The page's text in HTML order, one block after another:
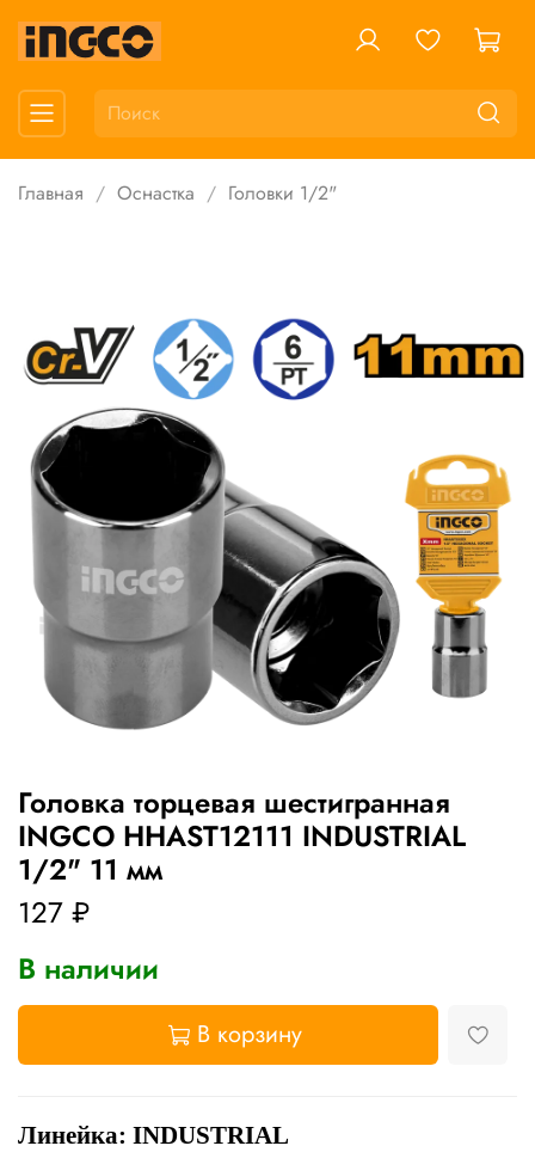
Главная Оснастка Головки 1/2"
Головка торцевая шестигранная
INGCO HHAST12111 INDUSTRIAL
1/2" 11 мм
127 ₽
В наличии
В корзину
Линейка: INDUSTRIAL